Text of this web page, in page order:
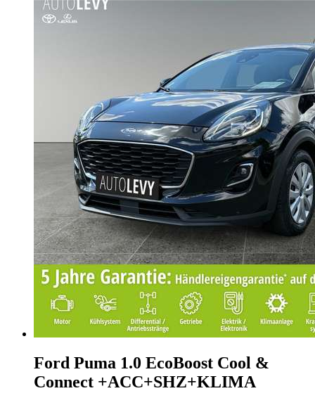
Ford Puma 1.0 EcoBoost Cool &
Connect +ACC+SHZ+KLIMA